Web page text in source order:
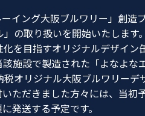
イング大阪ブルワリー」創造
の取り扱いを開始いたします
を目指すオリジナルデザイン
施設で製造された「よなよな
オリジナル大阪ブルワリーデ
ただきました方々には、当初
発送する予定です。